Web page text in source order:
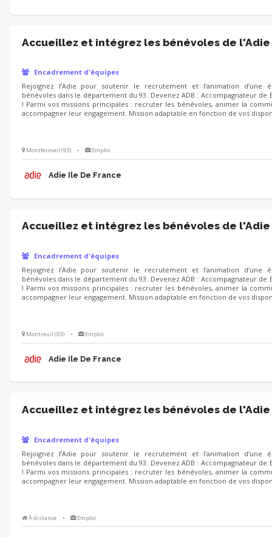
Accueillez et intégrez les bénévoles de l'Adie
Encadrement d'équipes
Rejoignez l’Adie pour soutenir le recrutement et l’animation d’une
bénévoles dans le département du 93. Devenez ADB : Accompagnateur de
! Parmi vos missions principales : recruter les bénévoles, animer la
accompagner leur engagement. Mission adaptable en fonction de vos
Montfermeil (93) • Emploi
Adie Ile De France
Accueillez et intégrez les bénévoles de l'Adie
Encadrement d'équipes
Rejoignez l’Adie pour soutenir le recrutement et l’animation d’une
bénévoles dans le département du 93. Devenez ADB : Accompagnateur de
! Parmi vos missions principales : recruter les bénévoles, animer la
accompagner leur engagement. Mission adaptable en fonction de vos
Montreuil (93) • Emploi
Adie Ile De France
Accueillez et intégrez les bénévoles de l'Adie
Encadrement d'équipes
Rejoignez l’Adie pour soutenir le recrutement et l’animation d’une
bénévoles dans le département du 93. Devenez ADB : Accompagnateur de
! Parmi vos missions principales : recruter les bénévoles, animer la
accompagner leur engagement. Mission adaptable en fonction de vos
À distance • Emploi